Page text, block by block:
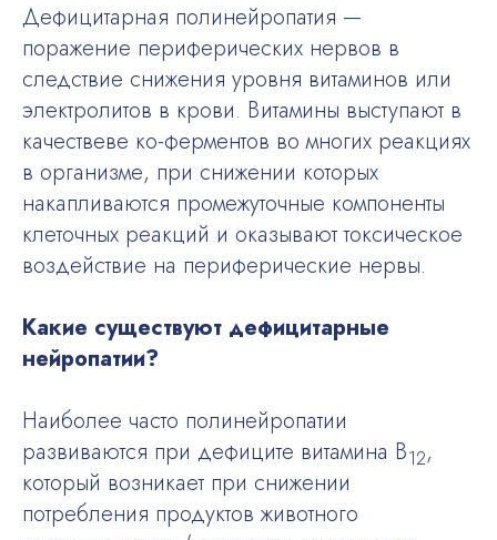
Дефицитарная полинейропатия —
поражение периферических нервов в
следствие снижения уровня витаминов или
электролитов в крови. Витамины выступают в
качествеве ко-ферментов во многих реакциях
в организме, при снижении которых
накапливаются промежуточные компоненты
клеточных реакций и оказывают токсическое
воздействие на периферические нервы.
Какие существуют дефицитарные
нейропатии?
Наиболее часто полинейропатии
развиваются при дефиците витамина В12,
который возникает при снижении
потребления продуктов животного